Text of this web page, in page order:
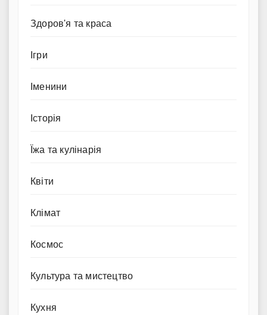
Здоров'я та краса
Ігри
Іменини
Історія
Їжа та кулінарія
Квіти
Клімат
Космос
Культура та мистецтво
Кухня